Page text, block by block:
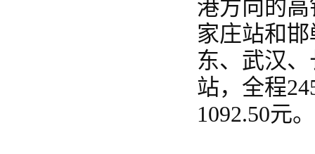
港方向的
家庄站和
东、武汉
站，全程
1092.50元